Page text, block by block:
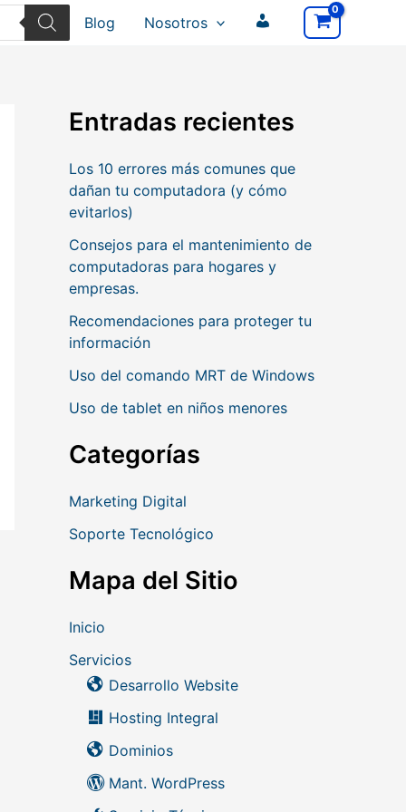
Blog
Nosotros
c
u
n
t
Entradas recientes
Los 10 errores más comunes que
dañan tu computadora (y cómo
evitarlos)
Consejos para el mantenimiento de
computadoras para hogares y
empresas.
Recomendaciones para proteger tu
información
Uso del comando MRT de Windows
Uso de tablet en niños menores
Categorías
Marketing Digital
Soporte Tecnológico
Mapa del Sitio
Inicio
Servicios
Desarrollo Website
Hosting Integral
Dominios
Mant. WordPress